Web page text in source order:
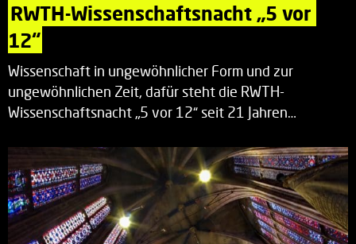
RWTH-Wissenschaftsnacht „5 vor
12“
Wissenschaft in ungewöhnlicher Form und zur
ungewöhnlichen Zeit, dafür steht die RWTH-
Wissenschaftsnacht „5 vor 12“ seit 21 Jahren…